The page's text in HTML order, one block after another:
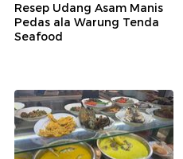
Resep Udang Asam Manis
Pedas ala Warung Tenda
Seafood